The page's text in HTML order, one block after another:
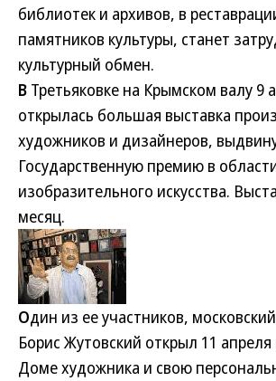
библиотек и архивов, в
памятников культуры, станет
культурный обмен.
В Третьяковке на Крымском валу 9
открылась большая выставка
художников и дизайнеров,
Государственную премию в
изобразительного искусства.
месяц.
Один из ее участников,
Борис Жутовский открыл 11
Доме художника и свою